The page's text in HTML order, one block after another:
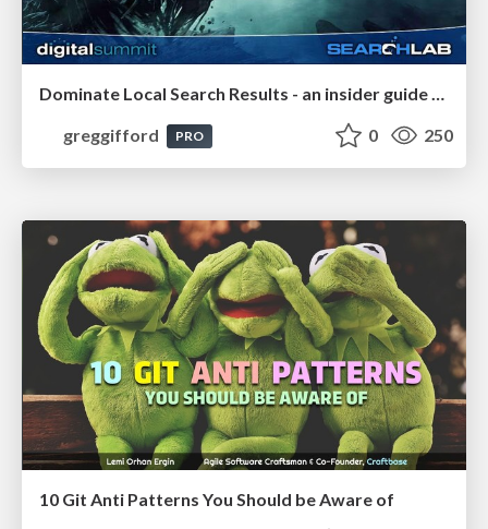
Dominate Local Search Results - an insider guide to GBP, reviews, and Local SEO
greggifford
PRO 0 250
10 Git Anti Patterns You Should be Aware of